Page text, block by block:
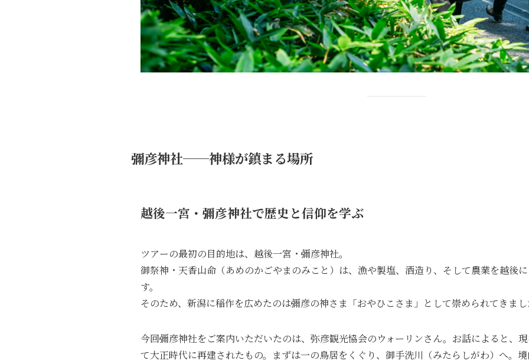
彌彦神社──神様が鎮まる場所
越後一宮・彌彦神社で歴史と信仰を学ぶ
ツアーの最初の目的地は、越後一宮・彌彦神社。
御祭神・天香山命（あめのかごやまのみこと）は、漁や製塩、酒造り、そして農業を越後
す。
そのため、新潟に稲作を広めたのは彌彦の神さま「おやひこさま」として崇められてきま
今回彌彦神社をご案内いただいたのは、弥彦観光協会のウォーリンさん。お話によると、
て大正時代に再建されたもの。まずは一の鳥居をくぐり、御手洗川（みたらしがわ）へ。